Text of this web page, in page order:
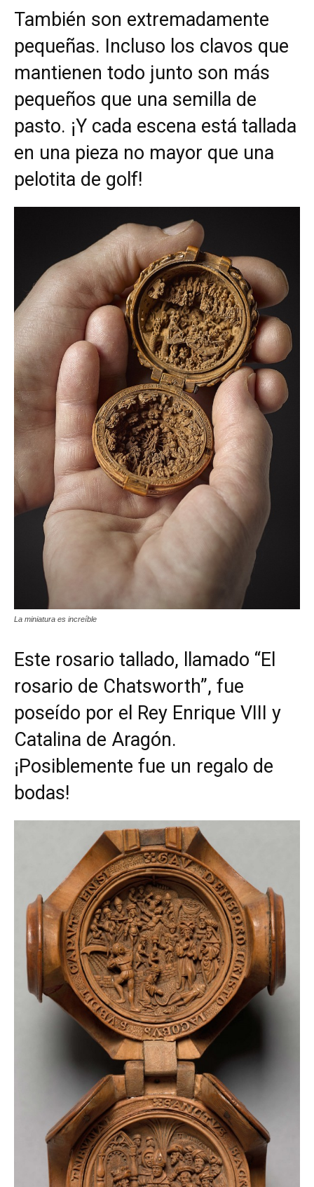
También son extremadamente
pequeñas. Incluso los clavos que
mantienen todo junto son más
pequeños que una semilla de
pasto. ¡Y cada escena está tallada
en una pieza no mayor que una
pelotita de golf!
La miniatura es increíble
Este rosario tallado, llamado “El
rosario de Chatsworth”, fue
poseído por el Rey Enrique VIII y
Catalina de Aragón.
¡Posiblemente fue un regalo de
bodas!